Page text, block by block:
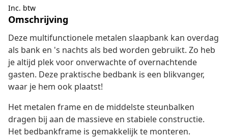
Inc. btw
Omschrijving
Deze multifunctionele metalen slaapbank kan overdag
als bank en 's nachts als bed worden gebruikt. Zo heb
je altijd plek voor onverwachte of overnachtende
gasten. Deze praktische bedbank is een blikvanger,
waar je hem ook plaatst!
Het metalen frame en de middelste steunbalken
dragen bij aan de massieve en stabiele constructie.
Het bedbankframe is gemakkelijk te monteren.